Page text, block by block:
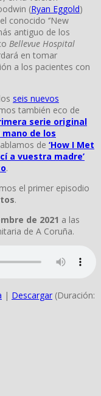
(Ryan Eggold)
conocido ‘’New
antiguo de los
Bellevue Hospital
en tomar
a los pacientes con
seis nuevos
también eco de
serie original
de los
de ‘How I Met
a vuestra madre’
.
el primer episodio
.
de 2021 a las
de A Coruña.
| Descargar (Duración: